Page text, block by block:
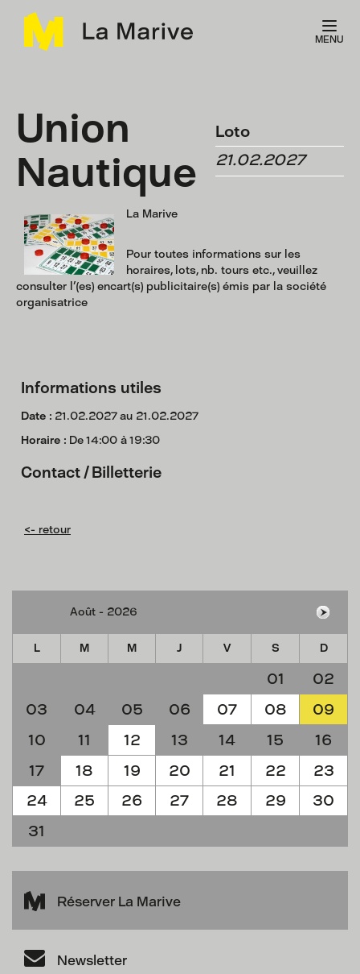
MENU
Loto
21.02.2027
Union
Nautique
La Marive
Pour toutes informations sur les
horaires, lots, nb. tours etc., veuillez
consulter l'(es) encart(s) publicitaire(s) émis par la société
organisatrice
Informations utiles
Date : 21.02.2027 au 21.02.2027
Horaire : De 14:00 à 19:30
Contact / Billetterie
<- retour
L M M J V S D
01
02
03
04 05 06 07 08
09
10
11 12 13 14 15
16
17
18 19 20 21 22
23
24
25 26 27 28 29
30
31
Réserver La Marive
Newsletter